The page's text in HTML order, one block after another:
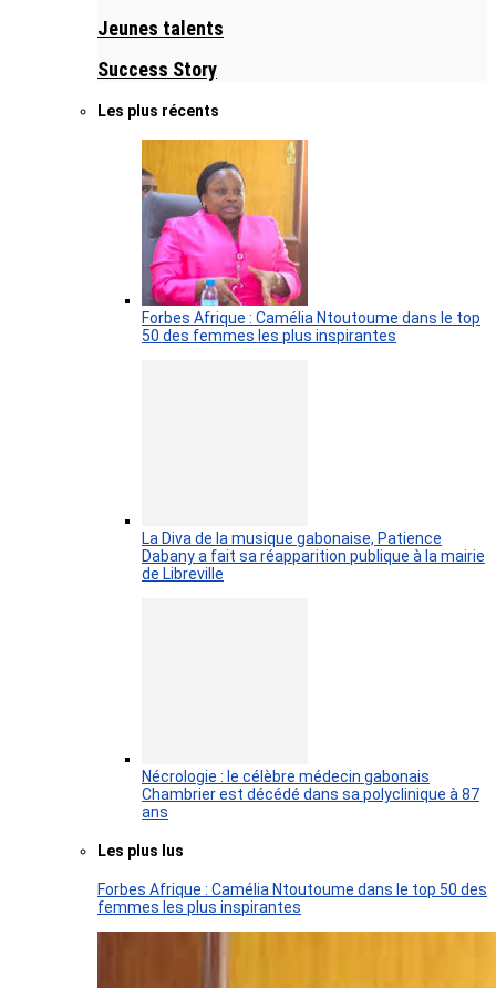
Jeunes talents
Success Story
Les plus récents
Forbes Afrique : Camélia Ntoutoume dans le top
50 des femmes les plus inspirantes
La Diva de la musique gabonaise, Patience
Dabany a fait sa réapparition publique à la mairie
de Libreville
Nécrologie : le célèbre médecin gabonais
Chambrier est décédé dans sa polyclinique à 87
ans
Les plus lus
Forbes Afrique : Camélia Ntoutoume dans le top 50 des
femmes les plus inspirantes